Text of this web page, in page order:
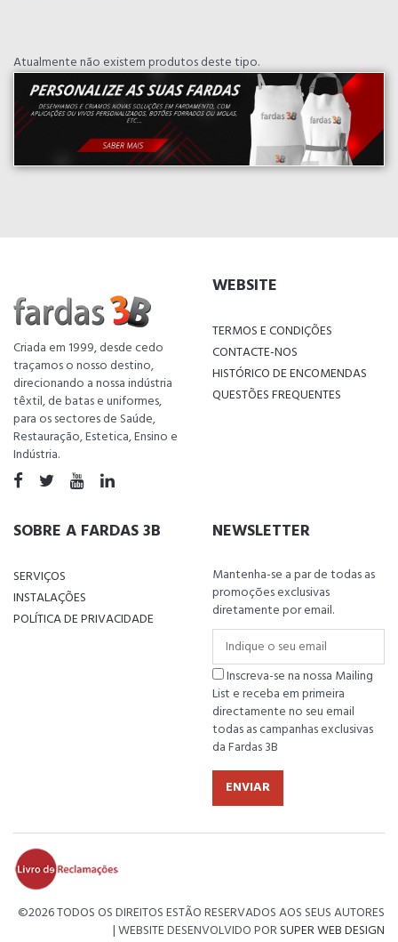
Atualmente não existem produtos deste tipo.
Criada em 1999, desde cedo
traçamos o nosso destino,
direcionando a nossa indústria
têxtil, de batas e uniformes,
para os sectores de Saúde,
Restauração, Estetica, Ensino e
Indústria.
WEBSITE
TERMOS E CONDIÇÕES
CONTACTE-NOS
HISTÓRICO DE ENCOMENDAS
QUESTÕES FREQUENTES
SOBRE A FARDAS 3B
SERVIÇOS
INSTALAÇÕES
POLÍTICA DE PRIVACIDADE
NEWSLETTER
Mantenha-se a par de todas as
promoções exclusivas
diretamente por email.
Inscreva-se na nossa Mailing
List e receba em primeira
directamente no seu email
todas as campanhas exclusivas
da Fardas 3B
ENVIAR
©2026 TODOS OS DIREITOS ESTÃO RESERVADOS AOS SEUS AUTORES
| WEBSITE DESENVOLVIDO PORSUPER WEB DESIGN